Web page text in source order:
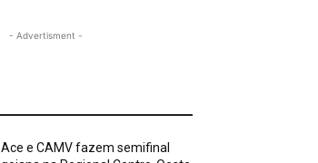
- Advertisment -
Ace e CAMV fazem semifinal